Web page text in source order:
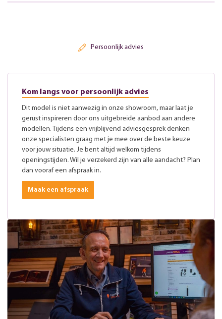
Persoonlijk advies
Kom langs voor persoonlijk advies
Dit model is niet aanwezig in onze showroom, maar laat je
gerust inspireren door ons uitgebreide aanbod aan andere
modellen. Tijdens een vrijblijvend adviesgesprek denken
onze specialisten graag met je mee over de beste keuze
voor jouw situatie. Je bent altijd welkom tijdens
openingstijden. Wil je verzekerd zijn van alle aandacht? Plan
dan vooraf een afspraak in.
Maak een afspraak